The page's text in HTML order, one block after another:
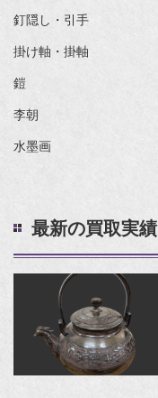
釘隠し・引手
掛け軸・掛軸
鎧
李朝
水墨画
最新の買取実績